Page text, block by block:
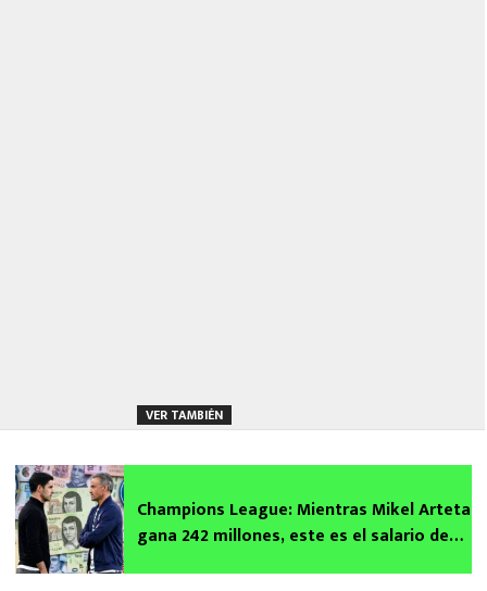
VER TAMBIÉN
Champions League: Mientras Mikel Arteta
gana 242 millones, este es el salario de